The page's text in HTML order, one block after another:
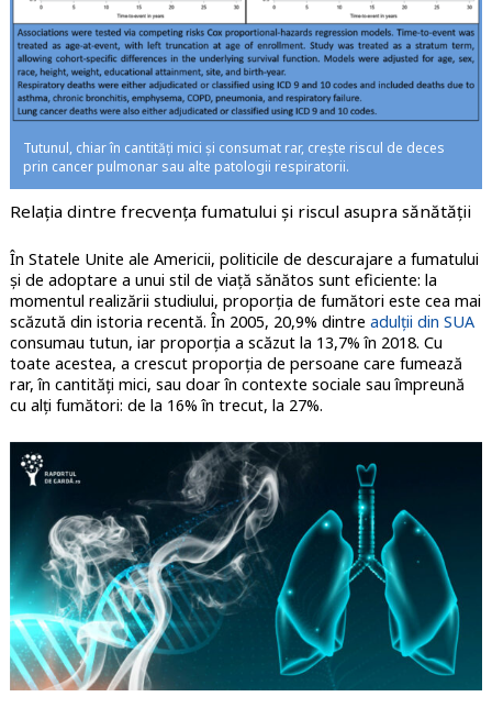
Tutunul, chiar în cantități mici și consumat rar, crește riscul de deces
prin cancer pulmonar sau alte patologii respiratorii.
Relația dintre frecvența fumatului și riscul asupra sănătății
În Statele Unite ale Americii, politicile de descurajare a fumatului
și de adoptare a unui stil de viață sănătos sunt eficiente: la
momentul realizării studiului, proporția de fumători este cea mai
scăzută din istoria recentă. În 2005, 20,9% dintre adulții din SUA
consumau tutun, iar proporția a scăzut la 13,7% în 2018. Cu
toate acestea, a crescut proporția de persoane care fumează
rar, în cantități mici, sau doar în contexte sociale sau împreună
cu alți fumători: de la 16% în trecut, la 27%.